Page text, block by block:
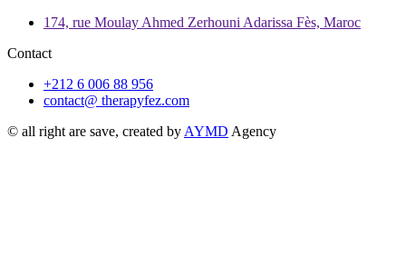
174, rue Moulay Ahmed Zerhouni Adarissa Fès, Maroc
Contact
+212 6 006 88 956
contact@ therapyfez.com
© all right are save, created by AYMD Agency